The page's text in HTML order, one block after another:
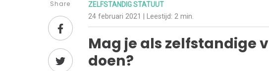
Share ZELFSTANDIG STATUUT
24 februari 2021 | Leestijd:2 min.
Mag je als zelfstandige
doen?